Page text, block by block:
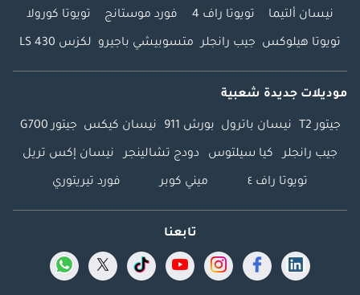
نيسان ألتيما تويوتا راف 4 فورد موستانج تويوتا كورولا
تويوتا هيلوكس جيب رانجلر متسوبيشي باجيرو لكزس LS 430
موديلات جديدة شعبية
جيتور T2 نيسان باترول بورش 911 نيسان كيكس جيتور G700
جيب رانجلر كيا سيلتوس دودج تشالينجر نيسان إكس تريل
تويوتا راف ٤ ميني كوبر فورد تيريتوري
تابعنا